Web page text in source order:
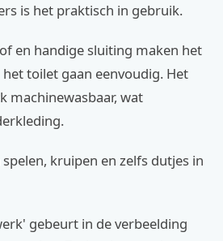
is het praktisch in gebruik.
en handige sluiting maken het
toilet gaan eenvoudig. Het
machinewasbaar, wat
kruipen en zelfs dutjes in
gebeurt in de verbeelding